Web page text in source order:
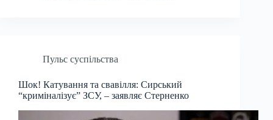
Пульс суспільства
Шок! Катування та свавілля: Сирський
“криміналізує” ЗСУ, – заявляє Стерненко